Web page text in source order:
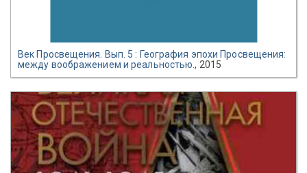
Век Просвещения. Вып. 5 : География эпохи Просвещения:
между воображением и реальностью., 2015